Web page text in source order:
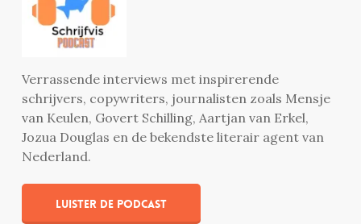
Verrassende interviews met inspirerende
schrijvers, copywriters, journalisten zoals Mensje
van Keulen, Govert Schilling, Aartjan van Erkel,
Jozua Douglas en de bekendste literair agent van
Nederland.
Luister de podcast